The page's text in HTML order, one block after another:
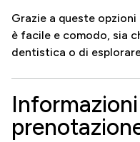
Grazie a queste
è facile e comodo, sia
dentistica o di